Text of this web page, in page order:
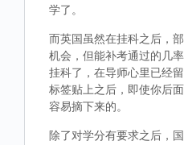
学了。
而英国虽然在挂科之后，
机会，但能补考通过的几
挂科了，在导师心里已经
标签贴上之后，即使你后
容易摘下来的。
除了对学分有要求之后，